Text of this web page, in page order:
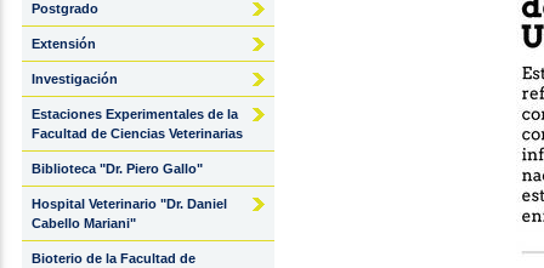
Postgrado
Extensión
Investigación
Estaciones Experimentales de la
Facultad de Ciencias Veterinarias
Biblioteca "Dr. Piero Gallo"
Hospital Veterinario "Dr. Daniel
Cabello Mariani"
Bioterio de la Facultad de